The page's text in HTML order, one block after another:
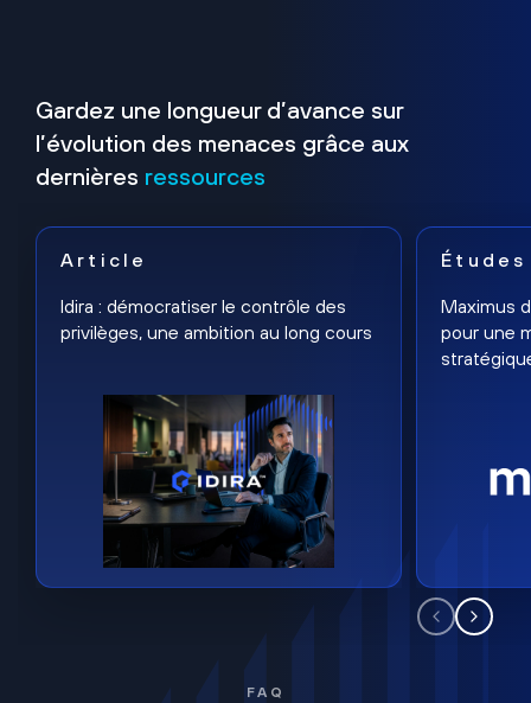
Gardez une longueur d’avance sur
l’évolution des menaces grâce aux
dernières ressources
Article
Idira : démocratiser le contrôle des
privilèges, une ambition au long cours
Études
Maximus
pour une
FAQ